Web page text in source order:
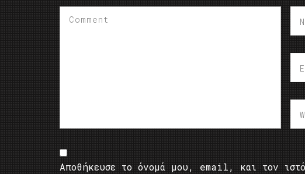
Αποθήκευσε το όνομά μου, email, και τον